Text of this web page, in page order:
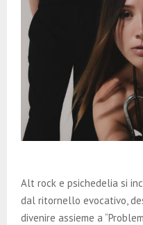
Alt rock e psichedelia si
dal ritornello evocativo,
divenire assieme a